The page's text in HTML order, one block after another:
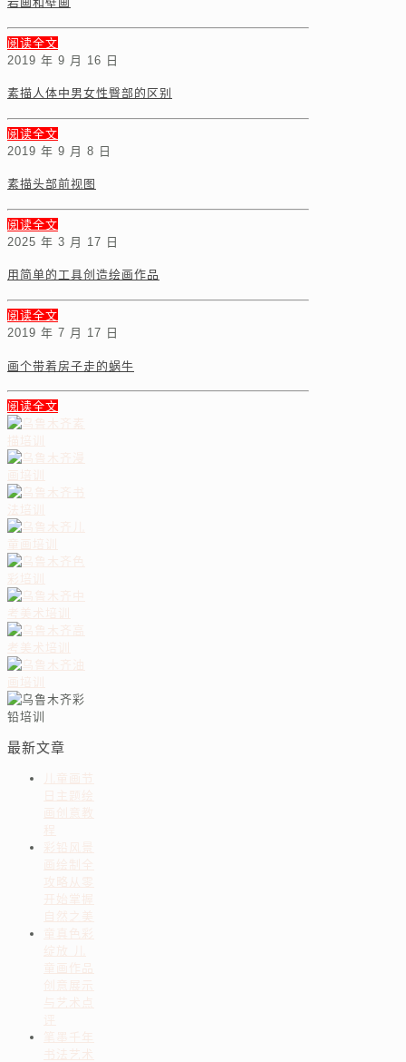
阅读全文
2019 年 9 月 16 日
素描人体中男女性臀部的区别
阅读全文
2019 年 9 月 8 日
素描头部前视图
阅读全文
2025 年 3 月 17 日
用简单的工具创造绘画作品
阅读全文
2019 年 7 月 17 日
画个带着房子走的蜗牛
阅读全文
最新文章
儿童画节
日主题绘
画创意教
程
彩铅风景
画绘制全
攻略从零
开始掌握
自然之美
童真色彩
绽放 儿
童画作品
创意展示
与艺术点
笔墨千年
书法艺术